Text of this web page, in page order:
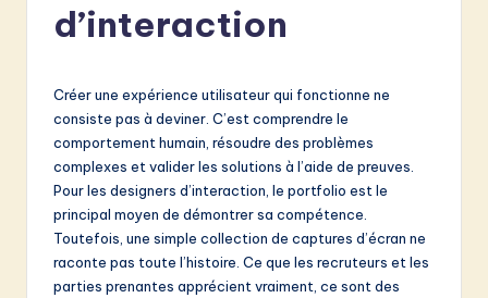
in
d’interaction
Créer une expérience utilisateur qui fonctionne ne
consiste pas à deviner. C’est comprendre le
comportement humain, résoudre des problèmes
complexes et valider les solutions à l’aide de preuves.
Pour les designers d’interaction, le portfolio est le
principal moyen de démontrer sa compétence.
Toutefois, une simple collection de captures d’écran ne
raconte pas toute l’histoire. Ce que les recruteurs et les
parties prenantes apprécient vraiment, ce sont des